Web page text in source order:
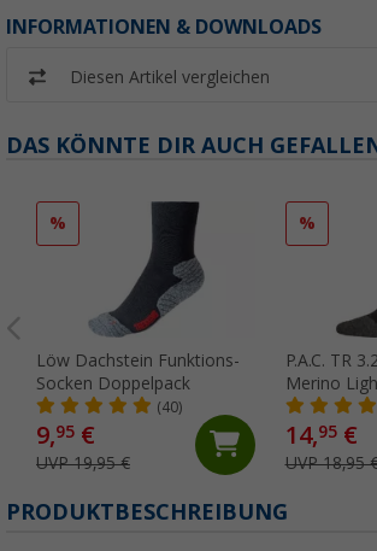
INFORMATIONEN & DOWNLOADS
Diesen Artikel vergleichen
DAS KÖNNTE DIR AUCH
%
Löw Dachstein Funktions-
Socken Doppelpack
(40)
9,95 €
UVP 19,95 €
%
P.A.C. TR
Merino
14,95€
UVP 18,95
PRODUKTBESCHREIBUNG